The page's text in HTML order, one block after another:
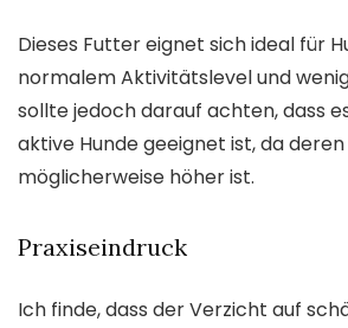
Dieses Futter eignet sich ideal für
normalem Aktivitätslevel und
sollte jedoch darauf achten, dass
aktive Hunde geeignet ist, da
möglicherweise höher ist.
Praxiseindruck
Ich finde, dass der Verzicht auf